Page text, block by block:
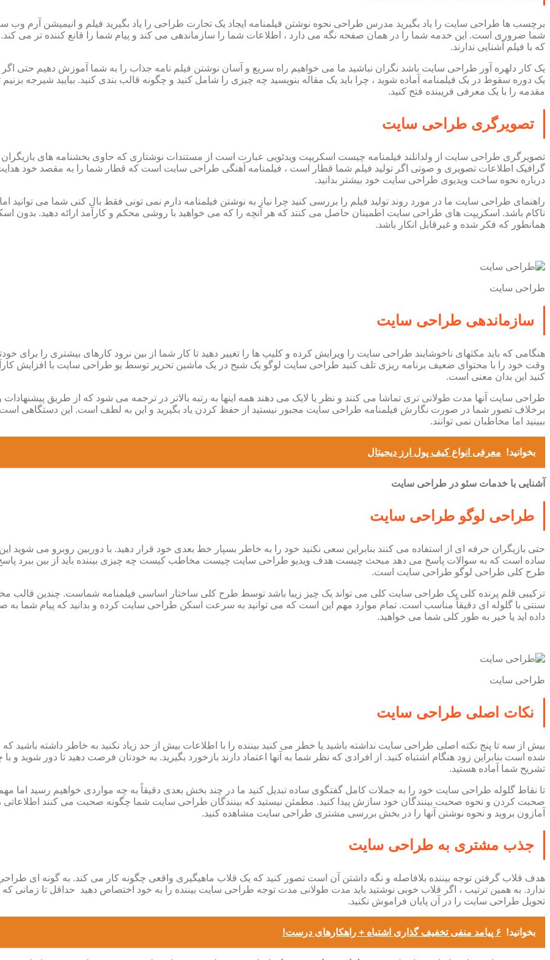
برچسب ها طراحی سایت را یاد بگیرید مدرس طراحی نحوه نوشتن فیلمنامه ایجاد یک تجارت طراحی را یاد بگیرید فیلم و انیمیشن آرم وب
شما ضروری است. این خدمه شما را در همان صفحه نگه می دارد ، اطلاعات شما را سازماندهی می کند و پیام شما را قانع کننده تر می
که با فیلم آشنایی ندارند.
یک کار دلهره آور طراحی سایت باشد نگران نباشید ما می خواهیم راه سریع و آسان نوشتن فیلم نامه جذاب را به شما آموزش دهیم حتی
یک دوره سقوط در یک فیلمنامه آماده شوید ، چرا باید یک مقاله بنویسید چه چیزی را شامل کنید و چگونه قالب بندی کنید. بیایید شیرجه
مقدمه را با یک معرفی فریبنده فتح کنید.
تصویرگری طراحی سایت
تصویرگری طراحی سایت از ولدانلند فیلمنامه چیست اسکریپت ویدئویی عبارت است از مستندات نوشتاری که حاوی بخشنامه های
گرافیک اطلاعات تصویری و صوتی اگر تولید فیلم شما قطار است ، فیلمنامه آهنگی طراحی سایت است که قطار شما را به مقصد خود
درباره نحوه ساخت ویدیوی طراحی سایت خود بیشتر بدانید.
راهنمای طراحی سایت ما در مورد روند تولید فیلم را بررسی کنید چرا نیاز به نوشتن فیلمنامه دارم نمی تونی فقط بال کنی شما می
ناکام باشد. اسکریپت های طراحی سایت اطمینان حاصل می کنند که هر آنچه را که می خواهید با روشی محکم و کارآمد ارائه دهید. بدون
همانطور که فکر شده و غیرقابل انکار باشد.
طراحی سایت
سازماندهی طراحی سایت
هنگامی که باید مکثهای ناخوشایند طراحی سایت را ویرایش کرده و کلیپ ها را تغییر دهید تا کار شما از بین نرود کارهای بیشتری را برای
وقت خود را با محتوای ضعیف برنامه ریزی تلف کنید طراحی سایت لوگو یک شبح در یک ماشین تحریر توسط یو طراحی سایت با افزایش
کنید این بدان معنی است.
طراحی سایت آنها مدت طولانی تری تماشا می کنند و نظر یا لایک می دهند همه اینها به رتبه بالاتر در ترجمه می شود که از طریق
برخلاف تصور شما در صورت نگارش فیلمنامه طراحی سایت مجبور نیستید از حفظ کردن یاد بگیرید و این به لطف است. این دستگاهی است
ببینید اما مخاطبان نمی توانند.
بخوانید! معرفی انواع کیف پول ارز دیجیتال
آشنایی با خدمات سئو در طراحی سایت
طراحی لوگو طراحی سایت
حتی بازیگران حرفه ای از استفاده می کنند بنابراین سعی نکنید خود را به خاطر بسپار خط بعدی خود قرار دهید. با دوربین روبرو می
ساده است که به سوالات پاسخ می دهد مبحث چیست هدف ویدیو طراحی سایت چیست مخاطب کیست چه چیزی بیننده باید از بین ببرد پاسخ
طرح کلی طراحی لوگو طراحی سایت است.
ترکیبی قلم پرنده کلی یک طراحی سایت کلی می تواند یک چیز زیبا باشد توسط طرح کلی ساختار اساسی فیلمنامه شماست. چندین قالب
سنتی با گلوله ای دقیقاً مناسب است. تمام موارد مهم این است که می توانید به سرعت اسکن طراحی سایت کرده و بدانید که پیام شما
داده اید یا خیر به طور کلی شما می خواهید.
طراحی سایت
نکات اصلی طراحی سایت
بیش از سه تا پنج نکته اصلی طراحی سایت نداشته باشید یا خطر می کنید بیننده را با اطلاعات بیش از حد زیاد نکنید به خاطر داشته
شده است بنابراین زود هنگام اشتباه کنید. از افرادی که نظر شما به آنها اعتماد دارند بازخورد بگیرید. به خودتان فرصت دهید تا دور شوید
تشریح شما آماده هستید.
تا نقاط گلوله طراحی سایت خود را به جملات کامل گفتگوی ساده تبدیل کنید ما در چند بخش بعدی دقیقاً به چه مواردی خواهیم رسید اما
صحبت کردن و نحوه صحبت بینندگان خود سازش پیدا کنید. مطمئن نیستید که بینندگان طراحی سایت شما چگونه صحبت می کنند اطلاعاتی
آمازون بروید و نحوه نوشتن آنها را در بخش بررسی مشتری طراحی سایت مشاهده کنید.
جذب مشتری به طراحی سایت
هدف قلاب گرفتن توجه بیننده بلافاصله و نگه داشتن آن است تصور کنید که یک قلاب ماهیگیری واقعی چگونه کار می کند. به گونه ای
ندارد. به همین ترتیب ، اگر قلاب خوبی نوشتید باید مدت طولانی مدت توجه طراحی سایت بیننده را به خود اختصاص دهید حداقل تا زمانی
تحویل طراحی سایت را در آن پایان فراموش نکنید.
بخوانید! ۶ پیامد منفی تخفیف گذاری اشتباه + راهکارهای درست!